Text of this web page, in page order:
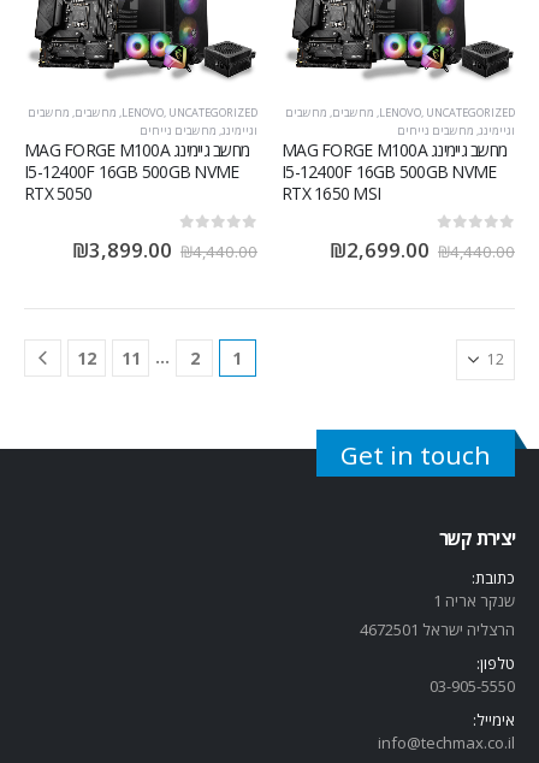
LENOVO, UNCATEGORIZED
, מחשבים, מחשבים
וגיימינג, מחשבים נייחים
מחשב גיימינג MAG FORGE M100A
I5-12400F 16GB 500GB NVME
RTX 1650 MSI
₪4,440.00
₪2,699.00
LENOVO, UNCATEGORIZED
, מחשבים, מחשבים
וגיימינג, מחשבים נייחים
מחשב גיימינג MAG FORGE M100A
I5-12400F 16GB 500GB NVME
RTX 5050
₪4,440.00
₪3,899.00
1
2
…
11
12
Get in touch
יצירת קשר
כתובת:
שנקר אריה 1
הרצליה ישראל 4672501
טלפון:
03-905-5550
אימייל:
info@techmax.co.il